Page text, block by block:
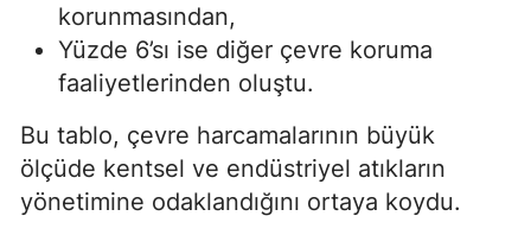
korunmasından,
Yüzde 6’sı ise diğer çevre koruma
faaliyetlerinden oluştu.
Bu tablo, çevre harcamalarının büyük
ölçüde kentsel ve endüstriyel atıkların
yönetimine odaklandığını ortaya koydu.